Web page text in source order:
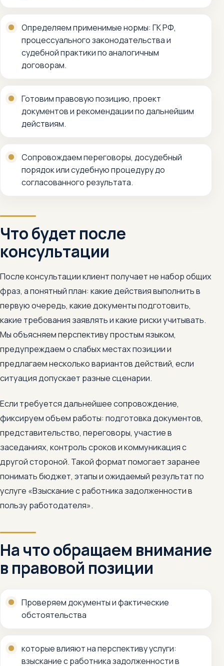
Определяем применимые нормы: ГК РФ,
процессуального законодательства и
судебной практики по аналогичным
договорам.
Готовим правовую позицию, проект
документов и рекомендации по дальнейшим
действиям.
Сопровождаем переговоры, досудебный
порядок или судебную процедуру до
согласованного результата.
Что будет после
консультации
После консультации клиент получает не набор общих
фраз, а понятный план: какие действия выполнить в
первую очередь, какие документы подготовить,
какие требования заявлять и какие риски учитывать.
Мы объясняем перспективу простым языком,
предупреждаем о слабых местах позиции и
предлагаем несколько вариантов действий, если
ситуация допускает разные сценарии.
Если требуется дальнейшее сопровождение,
фиксируем объем работы: подготовка документов,
представительство, переговоры, участие в
заседаниях, контроль сроков и коммуникация с
другой стороной. Такой формат помогает заранее
понимать бюджет, этапы и ожидаемый результат по
услуге «Взыскание с работника задолженности в
пользу работодателя».
На что обращаем внимание
в правовой позиции
Проверяем документы и фактические
обстоятельства
которые влияют на перспективу услуги:
взыскание с работника задолженности в